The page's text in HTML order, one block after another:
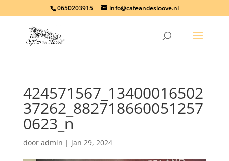
0650203915 info@cafeandesloove.nl
424571567_13400016502
37262_882718660051257
0623_n
door admin | jan 29, 2024